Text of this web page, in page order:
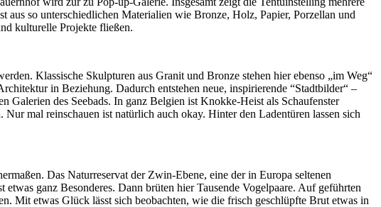
so unterschiedlichen Materialien wie Bronze, Holz, Papier, Porzellan und
kulturelle Projekte fließen.
Klassische Skulpturen aus Granit und Bronze stehen hier ebenso „im Weg“
in Beziehung. Dadurch entstehen neue, inspirierende “Stadtbilder“ –
Galerien des Seebads. In ganz Belgien ist Knokke-Heist als Schaufenster
mal reinschauen ist natürlich auch okay. Hinter den Ladentüren lassen sich
Das Naturreservat der Zwin-Ebene, eine der in Europa seltenen
ganz Besonderes. Dann brüten hier Tausende Vogelpaare. Auf geführten
Mit etwas Glück lässt sich beobachten, wie die frisch geschlüpfte Brut etwas in